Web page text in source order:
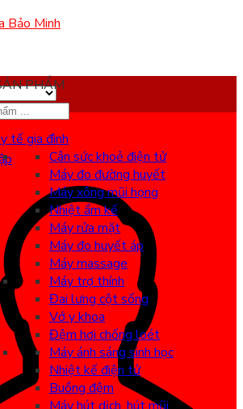
PHẨM
tế gia đình
Cân sức khoẻ điện tử
Máy đo đường huyết
Máy xông mũi họng
Nhiệt ẩm kế
Máy rửa mặt
Máy đo huyết áp
Máy massage
Máy trợ thính
Đai lưng cột sống
Vớ y khoa
Đệm hơi chống loét
Máy ánh sáng sinh học
Nhiệt kế điện tử
Buồng đệm